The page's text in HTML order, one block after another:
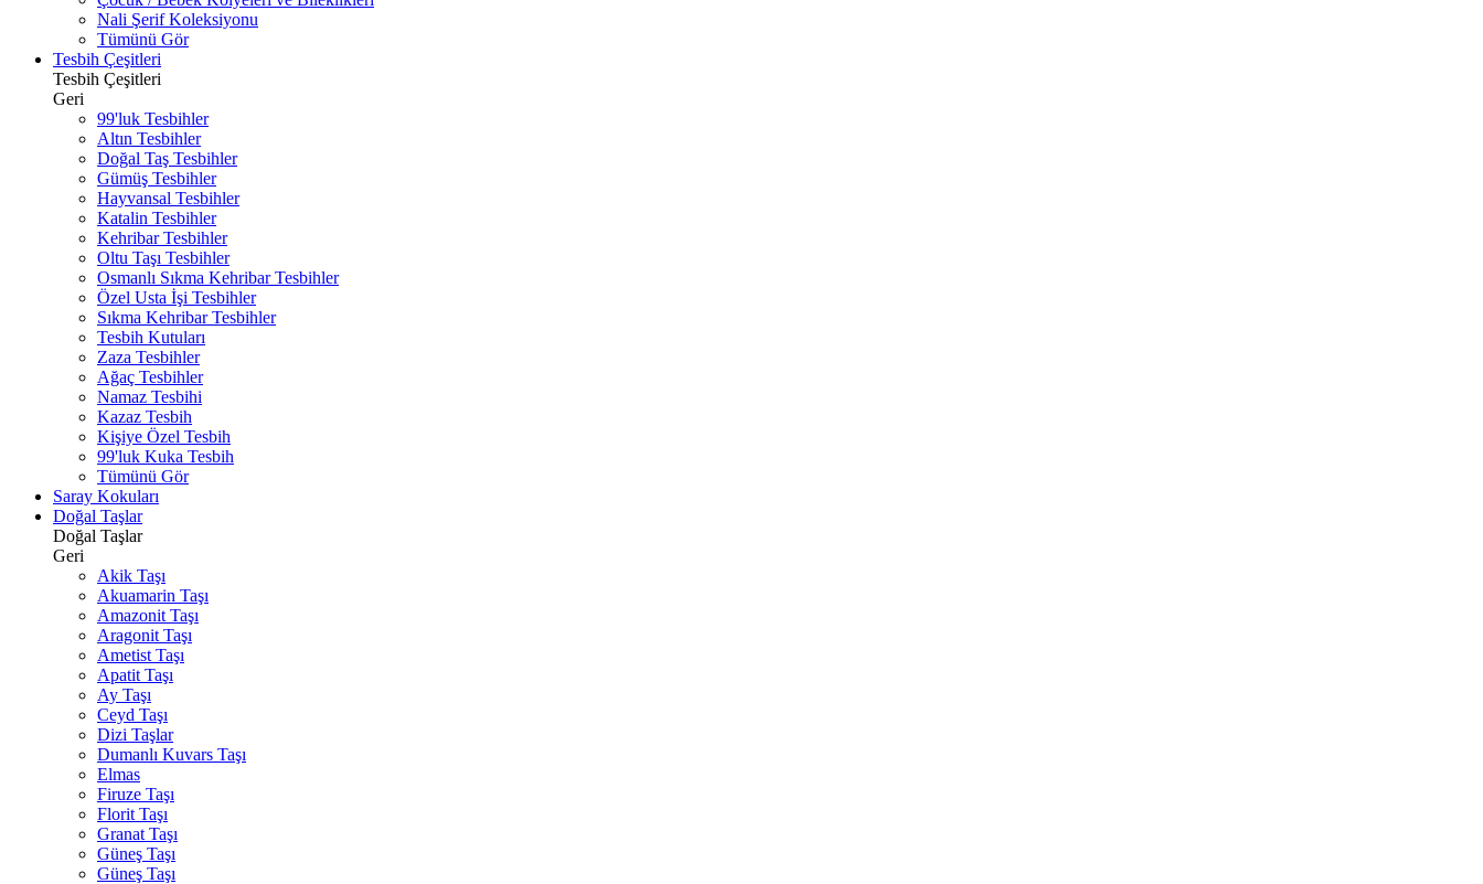
Nali Şerif Koleksiyonu
Tümünü Gör
Tesbih Çeşitleri
Tesbih Çeşitleri
Geri
99'luk Tesbihler
Altın Tesbihler
Doğal Taş Tesbihler
Gümüş Tesbihler
Hayvansal Tesbihler
Katalin Tesbihler
Kehribar Tesbihler
Oltu Taşı Tesbihler
Osmanlı Sıkma Kehribar Tesbihler
Özel Usta İşi Tesbihler
Sıkma Kehribar Tesbihler
Tesbih Kutuları
Zaza Tesbihler
Ağaç Tesbihler
Namaz Tesbihi
Kazaz Tesbih
Kişiye Özel Tesbih
99'luk Kuka Tesbih
Tümünü Gör
Saray Kokuları
Doğal Taşlar
Doğal Taşlar
Geri
Akik Taşı
Akuamarin Taşı
Amazonit Taşı
Aragonit Taşı
Ametist Taşı
Apatit Taşı
Ay Taşı
Ceyd Taşı
Dizi Taşlar
Dumanlı Kuvars Taşı
Elmas
Firuze Taşı
Florit Taşı
Granat Taşı
Güneş Taşı
Güneş Taşı